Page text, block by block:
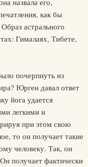
назвала его,
как бы
астрального
Гималаях, Тибете,
почерпнуть из
Юрген давал ответ
йога удается
легкими и
при этом свою
то он получает такие
человеку. Так, он
получает фактически